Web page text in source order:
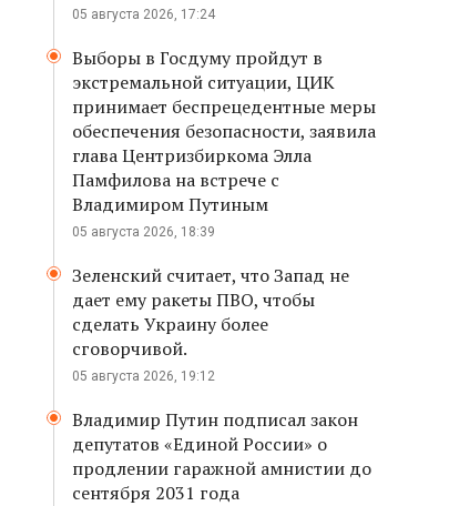
05 августа 2026, 17:24
Выборы в Госдуму пройдут в
экстремальной ситуации, ЦИК
принимает беспрецедентные меры
обеспечения безопасности, заявила
глава Центризбиркома Элла
Памфилова на встрече с
Владимиром Путиным
05 августа 2026, 18:39
Зеленский считает, что Запад не
дает ему ракеты ПВО, чтобы
сделать Украину более
сговорчивой.
05 августа 2026, 19:12
Владимир Путин подписал закон
депутатов «Единой России» о
продлении гаражной амнистии до
сентября 2031 года